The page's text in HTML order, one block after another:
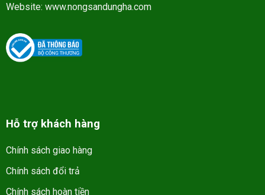
Website: www.nongsandungha.com
Hỗ trợ khách hàng
Chính sách giao hàng
Chính sách đổi trả
Chính sách hoàn tiền